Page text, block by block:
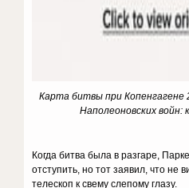
Карта битвы при Копенгагене
Наполеоновских
Когда битва была в разгаре,
отступить, но тот заявил, что не
телескоп к свему слепому глазу.